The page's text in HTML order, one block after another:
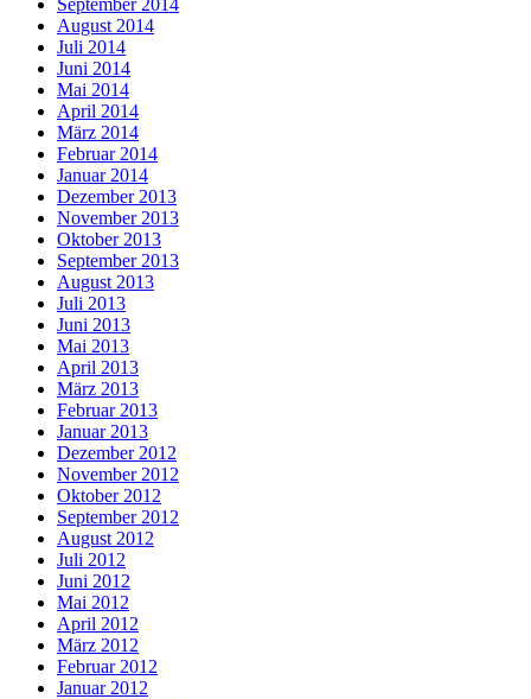
September 2014
August 2014
Juli 2014
Juni 2014
Mai 2014
April 2014
März 2014
Februar 2014
Januar 2014
Dezember 2013
November 2013
Oktober 2013
September 2013
August 2013
Juli 2013
Juni 2013
Mai 2013
April 2013
März 2013
Februar 2013
Januar 2013
Dezember 2012
November 2012
Oktober 2012
September 2012
August 2012
Juli 2012
Juni 2012
Mai 2012
April 2012
März 2012
Februar 2012
Januar 2012